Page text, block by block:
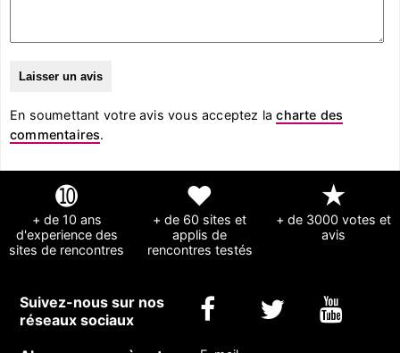
En soumettant votre avis vous acceptez lacharte des
commentaires.
➓
+ de 10 ans
d'experience des
sites de rencontres
❤
+ de 60 sites et
applis de
rencontres testés
★
+ de 3000 votes et
avis
Suivez-nous sur nos
réseaux sociaux